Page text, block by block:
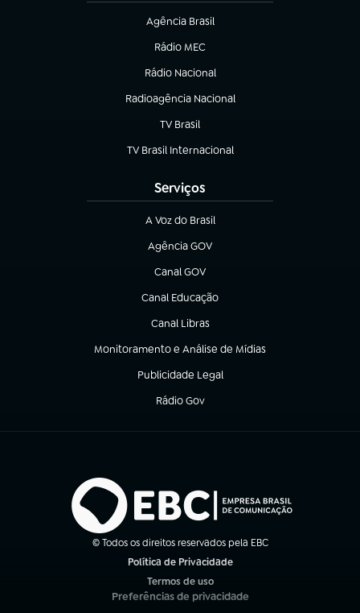
Agência Brasil
(abre em nova aba)
Rádio MEC
(abre em nova aba)
Rádio Nacional
Radioagência Nacional
(abre em nova aba)
TV Brasil
(abre em nova aba)
TV Brasil Internacional
(abre em nova aba)
Serviços
A Voz do Brasil
(abre em nova aba)
Agência GOV
(abre em nova aba)
Canal GOV
(abre em nova aba)
Canal Educação
(abre em nova aba)
Canal Libras
(abre em nova aba)
Monitoramento e Análise de Mídias
(abre em nova aba)
Publicidade Legal
(abre em nova aba)
Rádio Gov
(abre em nova aba)
© Todos os direitos reservados pela EBC
Política de Privacidade
Termos de uso
(abre em nova aba)
Preferências de privacidade